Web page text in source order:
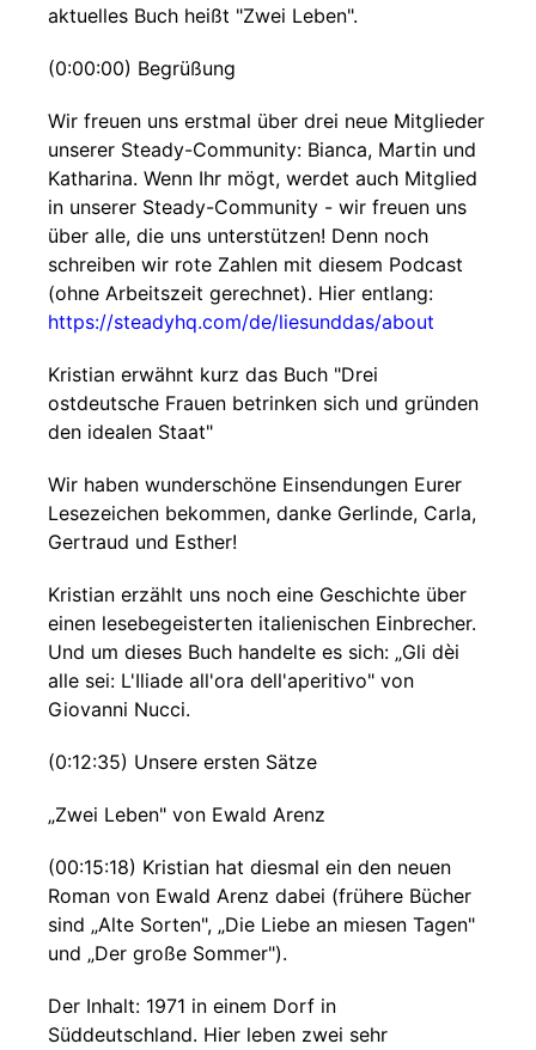
aktuelles Buch heißt "Zwei Leben".
(0:00:00) Begrüßung
Wir freuen uns erstmal über drei neue Mitglieder
unserer Steady-Community: Bianca, Martin und
Katharina. Wenn Ihr mögt, werdet auch Mitglied
in unserer Steady-Community - wir freuen uns
über alle, die uns unterstützen! Denn noch
schreiben wir rote Zahlen mit diesem Podcast
(ohne Arbeitszeit gerechnet). Hier entlang:
https://steadyhq.com/de/liesunddas/about
Kristian erwähnt kurz das Buch "Drei
ostdeutsche Frauen betrinken sich und gründen
den idealen Staat"
Wir haben wunderschöne Einsendungen Eurer
Lesezeichen bekommen, danke Gerlinde, Carla,
Gertraud und Esther!
Kristian erzählt uns noch eine Geschichte über
einen lesebegeisterten italienischen Einbrecher.
Und um dieses Buch handelte es sich: „Gli dèi
alle sei: L'Iliade all'ora dell'aperitivo" von
Giovanni Nucci.
(0:12:35) Unsere ersten Sätze
„Zwei Leben" von Ewald Arenz
(00:15:18) Kristian hat diesmal ein den neuen
Roman von Ewald Arenz dabei (frühere Bücher
sind „Alte Sorten", „Die Liebe an miesen Tagen"
und „Der große Sommer").
Der Inhalt: 1971 in einem Dorf in
Süddeutschland. Hier leben zwei sehr